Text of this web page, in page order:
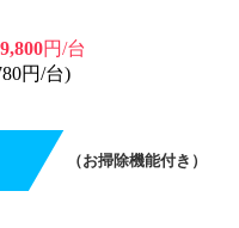
9,800円/台
円/台)
掃除機能付き）
（お掃除機能付き）